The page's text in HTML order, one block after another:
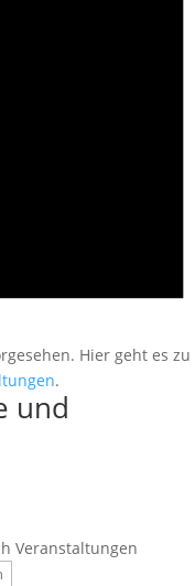
Hier geht es zu
.
und
Veranstaltungen